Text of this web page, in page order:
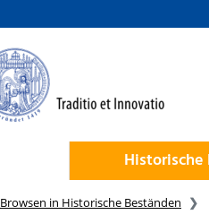
Browsen in Historische Beständen